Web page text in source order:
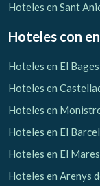
Hoteles en Sant
Hoteles con
Hoteles en El Bages
Hoteles en
Hoteles en
Hoteles en El
Hoteles en El
Hoteles en Arenys